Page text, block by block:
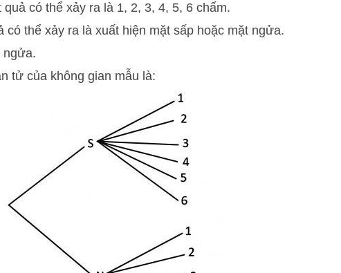
có thể xảy ra là 1, 2, 3, 4, 5, 6 chấm.
có thể xảy ra là xuất hiện mặt sấp hoặc mặt ngửa.
ngửa.
tử của không gian mẫu là: